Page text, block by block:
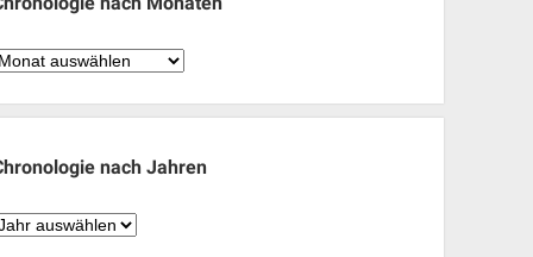
Chronologie
nach Jahren